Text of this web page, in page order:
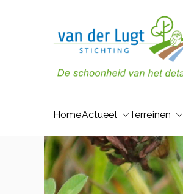
HomeActueel Terreinen